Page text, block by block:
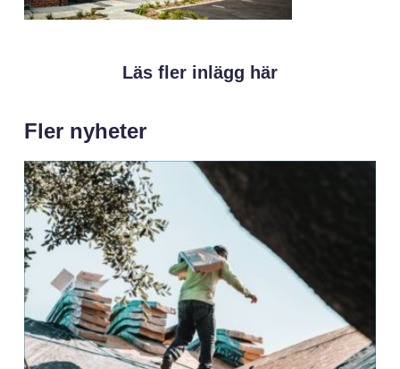
Läs fler inlägg här
Fler nyheter